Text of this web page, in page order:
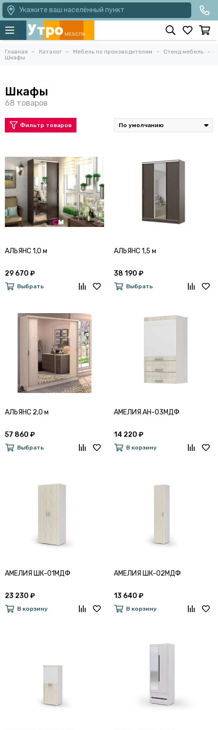
Укажите ваш населённый пункт
Главная Каталог Мебель по производителям
Стенд мебель
Шкафы
Шкафы
Фильтр товаров
АЛЬЯНС 1,0 м
29 670 ₽
Выбрать
АЛЬЯНС 1,5 м
38 190 ₽
Выбрать
АЛЬЯНС 2,0 м
57 860 ₽
Выбрать
АМЕЛИЯ АН-03МДФ
14 220 ₽
В корзину
АМЕЛИЯ ШК-01МДФ
23 230 ₽
В корзину
АМЕЛИЯ ШК-02МДФ
13 640 ₽
В корзину